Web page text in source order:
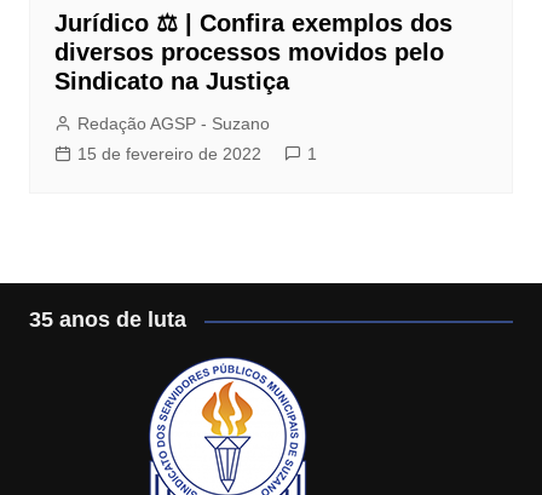
Jurídico ⚖️ | Confira exemplos dos
diversos processos movidos pelo
Sindicato na Justiça
Redação AGSP - Suzano
15 de fevereiro de 2022
1
35 anos de luta